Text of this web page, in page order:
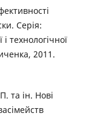
Серія:
технологічної
2011.
та ін. Нові